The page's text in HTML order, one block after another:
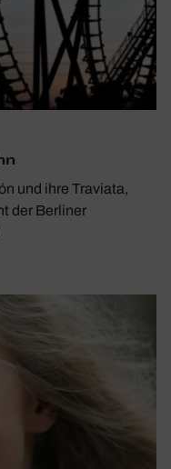
und ihre Traviata,
der Berliner